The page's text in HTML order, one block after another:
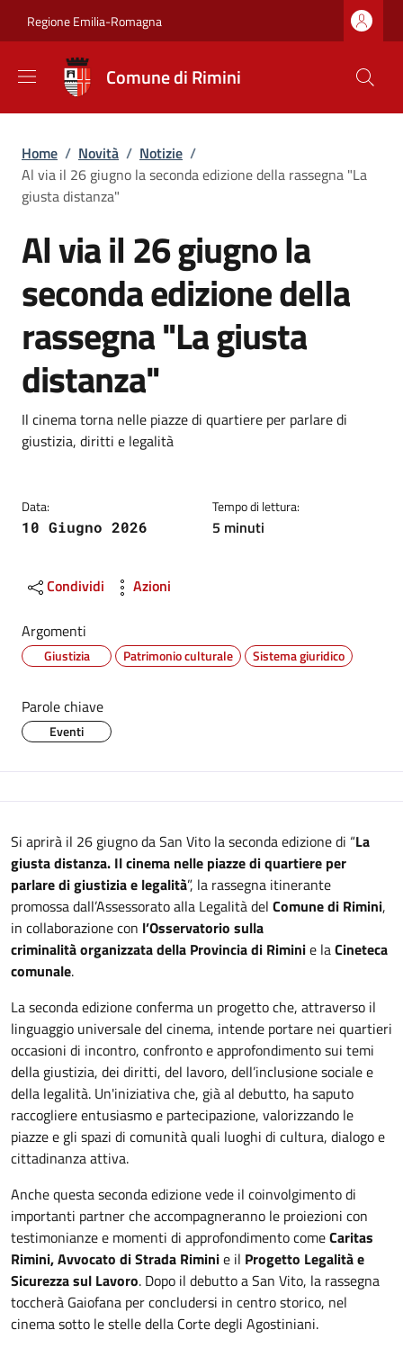
Regione Emilia-Romagna
Comune di Rimini
Briciole di pane
Home / Novità / Notizie /
Al via il 26 giugno la seconda edizione della rassegna "La
giusta distanza"
Al via il 26 giugno la
seconda edizione della
rassegna "La giusta
distanza"
Dettagli
Descrizione breve
Il cinema torna nelle piazze di quartiere per parlare di
giustizia, diritti e legalità
Data:
10 Giugno 2026
Tempo di lettura:
5 minuti
Condividi Azioni
Argomenti
Giustizia Patrimonio culturale Sistema giuridico
Parole chiave
Eventi
Descrizione
Si aprirà il 26 giugno da San Vito la seconda edizione di “La
giusta distanza. Il cinema nelle piazze di quartiere per
parlare di giustizia e legalità”, la rassegna itinerante
promossa dall’Assessorato alla Legalità del Comune di Rimini,
in collaborazione con l’Osservatorio sulla
criminalità organizzata della Provincia di Riminie laCineteca
comunale.
La seconda edizione conferma un progetto che, attraverso il
linguaggio universale del cinema, intende portare nei quartieri
occasioni di incontro, confronto e approfondimento sui temi
della giustizia, dei diritti, del lavoro, dell’inclusione sociale e
della legalità. Un'iniziativa che, già al debutto, ha saputo
raccogliere entusiasmo e partecipazione, valorizzando le
piazze e gli spazi di comunità quali luoghi di cultura, dialogo e
cittadinanza attiva.
Anche questa seconda edizione vede il coinvolgimento di
importanti partner che accompagneranno le proiezioni con
testimonianze e momenti di approfondimento comeCaritas
Rimini, Avvocato di Strada Riminie il Progetto Legalità e
Sicurezza sul Lavoro. Dopo il debutto a San Vito, la rassegna
toccherà Gaiofana per concludersi in centro storico, nel
cinema sotto le stelle della Corte degli Agostiniani.